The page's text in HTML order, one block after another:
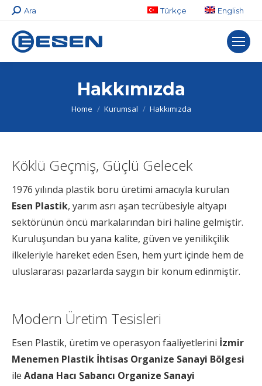
Search:
Ara Türkçe English
Hakkımızda
You are here:
Home Kurumsal Hakkımızda
Köklü Geçmiş, Güçlü Gelecek
1976 yılında plastik boru üretimi amacıyla kurulan
Esen Plastik, yarım asrı aşan tecrübesiyle altyapı
sektörünün öncü markalarından biri haline gelmiştir.
Kuruluşundan bu yana kalite, güven ve yenilikçilik
ilkeleriyle hareket eden Esen, hem yurt içinde hem de
uluslararası pazarlarda saygın bir konum edinmiştir.
Modern Üretim Tesisleri
Esen Plastik, üretim ve operasyon faaliyetlerini İzmir
Menemen Plastik İhtisas Organize Sanayi Bölgesi
ile Adana Hacı Sabancı Organize Sanayi